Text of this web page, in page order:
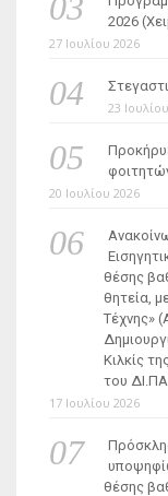
2026
27 Ιουλίου 2026
23
20 Ιουλίου 2026
θέσης
θητεία,
Τέχνης»
Κιλκίς
του
17 Ιουλίου 2026
θέσης